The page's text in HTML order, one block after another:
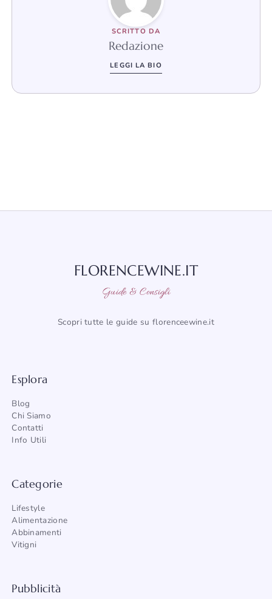
SCRITTO DA
Redazione
LEGGI LA BIO
FLORENCEWINE.IT
Guide & Consigli
Scopri tutte le guide su florenceewine.it
Esplora
Blog
Chi Siamo
Contatti
Info Utili
Categorie
Lifestyle
Alimentazione
Abbinamenti
Vitigni
Pubblicità